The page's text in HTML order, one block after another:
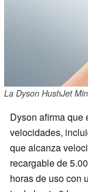
La Dyson HushJet
Dyson afirma que
velocidades,
que alcanza
recargable de
horas de uso con